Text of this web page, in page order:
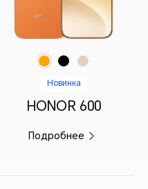
Новинка
HONOR 600
Подробнее